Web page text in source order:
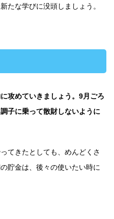
たな学びに没頭しましょう。
攻めていきましょう。9月ごろ
子に乗って散財しないように
てきたとしても、めんどくさ
貯金は、後々の使いたい時に